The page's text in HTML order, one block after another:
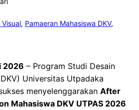
Visual, Pamaeran Mahasiswa DKV
2026 – Program Studi Desain
Universitas Utpadaka
menyelenggarakan After
Mahasiswa DKV UTPAS 2026